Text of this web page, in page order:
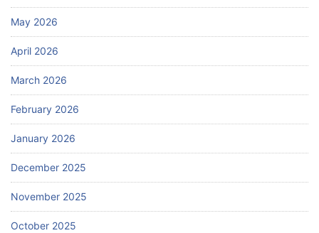
May 2026
April 2026
March 2026
February 2026
January 2026
December 2025
November 2025
October 2025